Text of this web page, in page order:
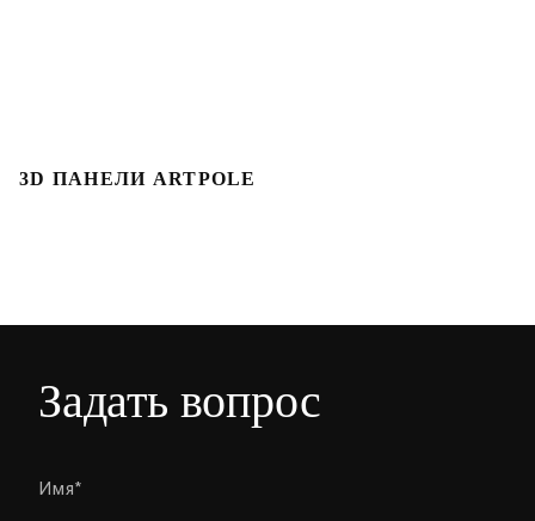
3D ПАНЕЛИ ARTPOLE
Задать вопрос